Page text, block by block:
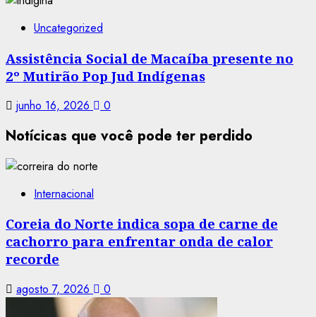
Uncategorized
Assistência Social de Macaíba presente no
2º Mutirão Pop Jud Indígenas
junho 16, 2026 0
Notícicas que você pode ter perdido
Internacional
Coreia do Norte indica sopa de carne de
cachorro para enfrentar onda de calor
recorde
agosto 7, 2026 0